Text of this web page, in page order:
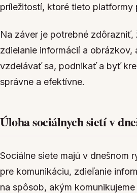
príležitostí, ktoré tieto platformy
Na záver je potrebné zdôrazniť,
zdielanie informácií a
vzdelávať sa, podnikať a byť
správne a efektívne.
Úloha sociálnych sietí v
Sociálne siete majú v dnešnom
pre komunikáciu, zdieľanie
na spôsob, akým